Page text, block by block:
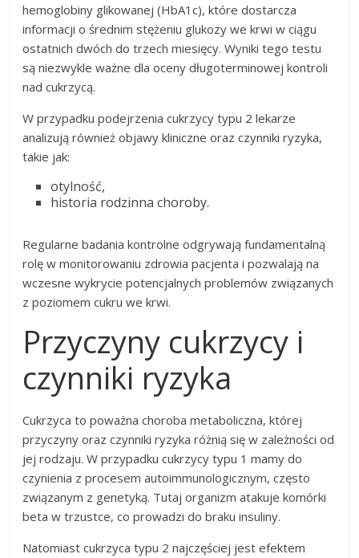
hemoglobiny glikowanej (HbA1c), które dostarcza
informacji o średnim stężeniu glukozy we krwi w ciągu
ostatnich dwóch do trzech miesięcy. Wyniki tego testu
są niezwykle ważne dla oceny długoterminowej kontroli
nad cukrzycą.
W przypadku podejrzenia cukrzycy typu 2 lekarze
analizują również objawy kliniczne oraz czynniki ryzyka,
takie jak:
otylność,
historia rodzinna choroby.
Regularne badania kontrolne odgrywają fundamentalną
rolę w monitorowaniu zdrowia pacjenta i pozwalają na
wczesne wykrycie potencjalnych problemów związanych
z poziomem cukru we krwi.
Przyczyny cukrzycy i
czynniki ryzyka
Cukrzyca to poważna choroba metaboliczna, której
przyczyny oraz czynniki ryzyka różnią się w zależności od
jej rodzaju. W przypadku cukrzycy typu 1 mamy do
czynienia z procesem autoimmunologicznym, często
związanym z genetyką. Tutaj organizm atakuje komórki
beta w trzustce, co prowadzi do braku insuliny.
Natomiast cukrzyca typu 2 najczęściej jest efektem